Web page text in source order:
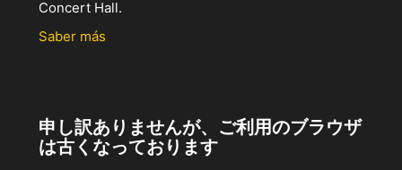
Concert Hall.
Saber más
申し訳ありませんが、ご利用のブラウザ
は古くなっております